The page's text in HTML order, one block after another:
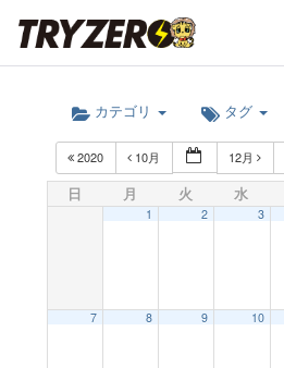
カテゴリ タグ
2020 10月 12月
日 月 火 水
1 2 3
7 8 9 10